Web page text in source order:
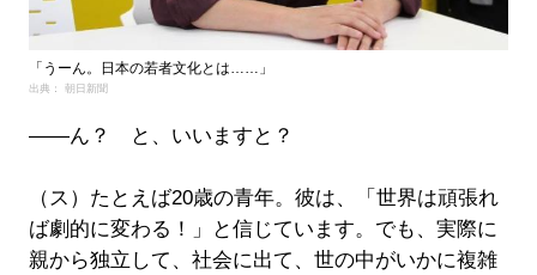
「うーん。日本の若者文化とは……」
出典： 朝日新聞
――ん？ と、いいますと？
（ス）たとえば20歳の青年。彼は、「世界は頑張れ
ば劇的に変わる！」と信じています。でも、実際に
親から独立して、社会に出て、世の中がいかに複雑